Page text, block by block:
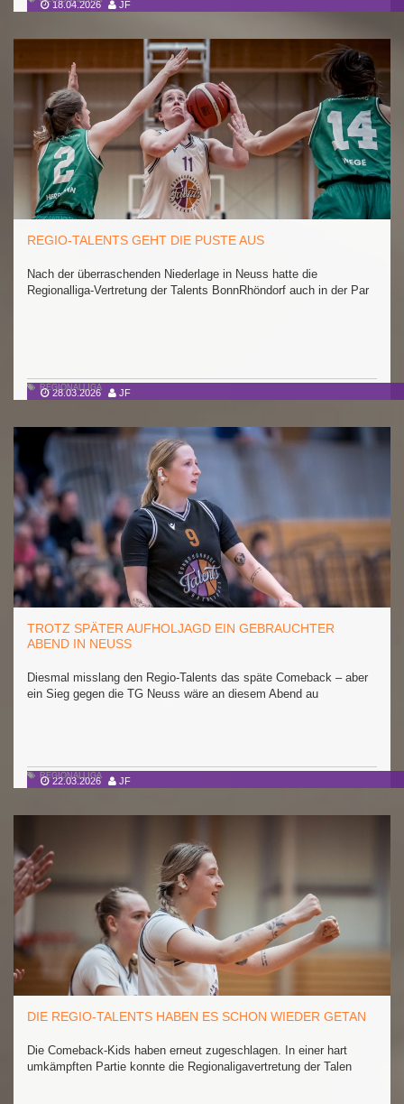
18.04.2026 JF
28.03.2026 JF
REGIO-TALENTS GEHT DIE PUSTE AUS
Nach der überraschenden Niederlage in Neuss hatte die
Regionalliga-Vertretung der Talents BonnRhöndorf auch in der Par
REGIONALLIGA
22.03.2026 JF
TROTZ SPÄTER AUFHOLJAGD EIN GEBRAUCHTER
ABEND IN NEUSS
Diesmal misslang den Regio-Talents das späte Comeback – aber
ein Sieg gegen die TG Neuss wäre an diesem Abend au
REGIONALLIGA
DIE REGIO-TALENTS HABEN ES SCHON WIEDER GETAN
Die Comeback-Kids haben erneut zugeschlagen. In einer hart
umkämpften Partie konnte die Regionaligavertretung der Talen